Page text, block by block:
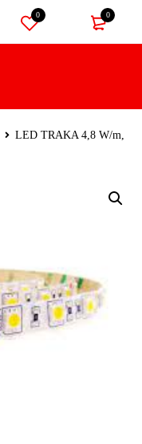
0 0
LED TRAKA 4,8 W/m,